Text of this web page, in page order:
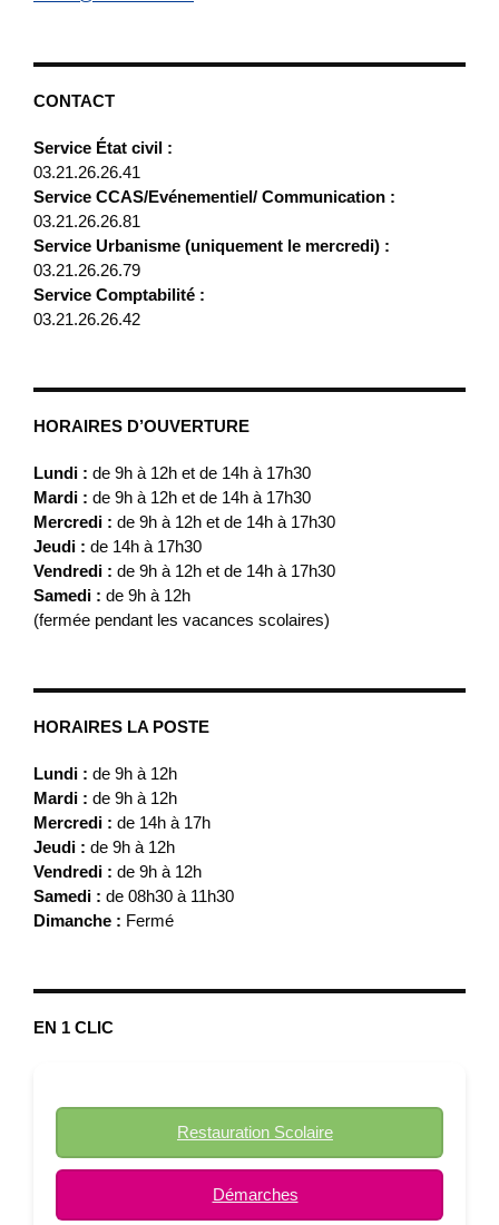
CONTACT
Service État civil :
03.21.26.26.41
Service CCAS/Evénementiel/ Communication :
03.21.26.26.81
Service Urbanisme (uniquement le mercredi) :
03.21.26.26.79
Service Comptabilité :
03.21.26.26.42
HORAIRES D’OUVERTURE
Lundi : de 9h à 12h et de 14h à 17h30
Mardi : de 9h à 12h et de 14h à 17h30
Mercredi : de 9h à 12h et de 14h à 17h30
Jeudi : de 14h à 17h30
Vendredi : de 9h à 12h et de 14h à 17h30
Samedi : de 9h à 12h
(fermée pendant les vacances scolaires)
HORAIRES LA POSTE
Lundi : de 9h à 12h
Mardi : de 9h à 12h
Mercredi : de 14h à 17h
Jeudi : de 9h à 12h
Vendredi : de 9h à 12h
Samedi : de 08h30 à 11h30
Dimanche : Fermé
EN 1 CLIC
Restauration Scolaire
Démarches